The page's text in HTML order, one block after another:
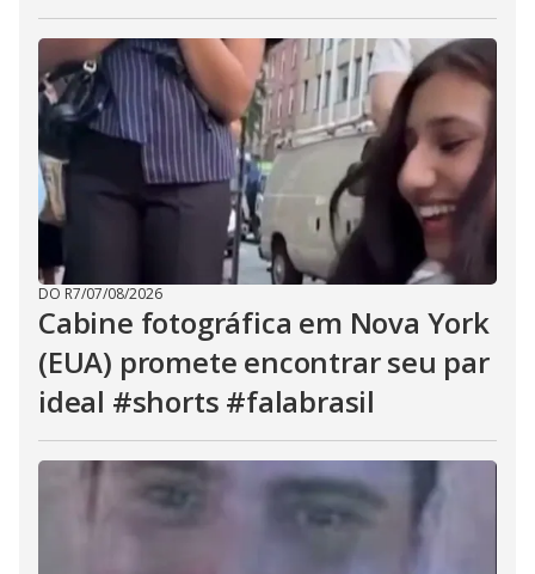
DO R7/07/08/2026
Cabine fotográfica em Nova York
(EUA) promete encontrar seu par
ideal #shorts #falabrasil